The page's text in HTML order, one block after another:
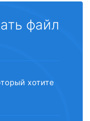
файл
хотите